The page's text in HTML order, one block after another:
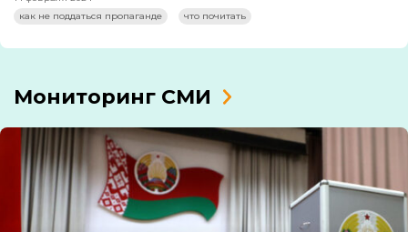
как не поддаться пропаганде
что почитать
Мониторинг СМИ